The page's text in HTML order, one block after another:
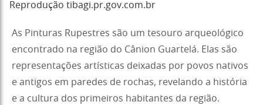
Reprodução tibagi.pr.gov.com.br
As Pinturas Rupestres são um tesouro arqueológico
encontrado na região do Cânion Guartelá. Elas são
representações artísticas deixadas por povos nativos
e antigos em paredes de rochas, revelando a história
e a cultura dos primeiros habitantes da região.